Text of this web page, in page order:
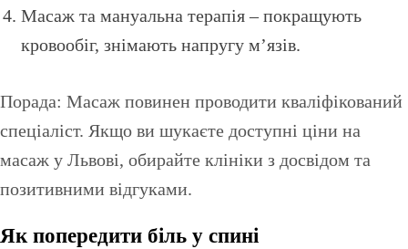
Масаж та мануальна терапія – покращують
кровообіг, знімають напругу м’язів.
Порада: Масаж повинен проводити кваліфікований
спеціаліст. Якщо ви шукаєте доступні ціни на
масаж у Львові, обирайте клініки з досвідом та
позитивними відгуками.
Як попередити біль у спині